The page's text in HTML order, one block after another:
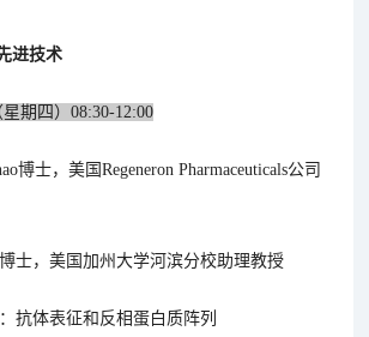
进技术
期四）08:30-12:00
博士，美国Regeneron Pharmaceuticals公司
士，美国加州大学河滨分校助理教授
抗体表征和反相蛋白质阵列